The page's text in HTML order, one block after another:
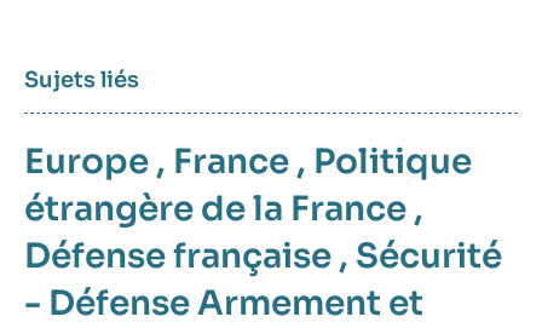
Sujets liés
Europe , France , Politique
étrangère de la France ,
Défense française , Sécurité
- DéfenseArmement et